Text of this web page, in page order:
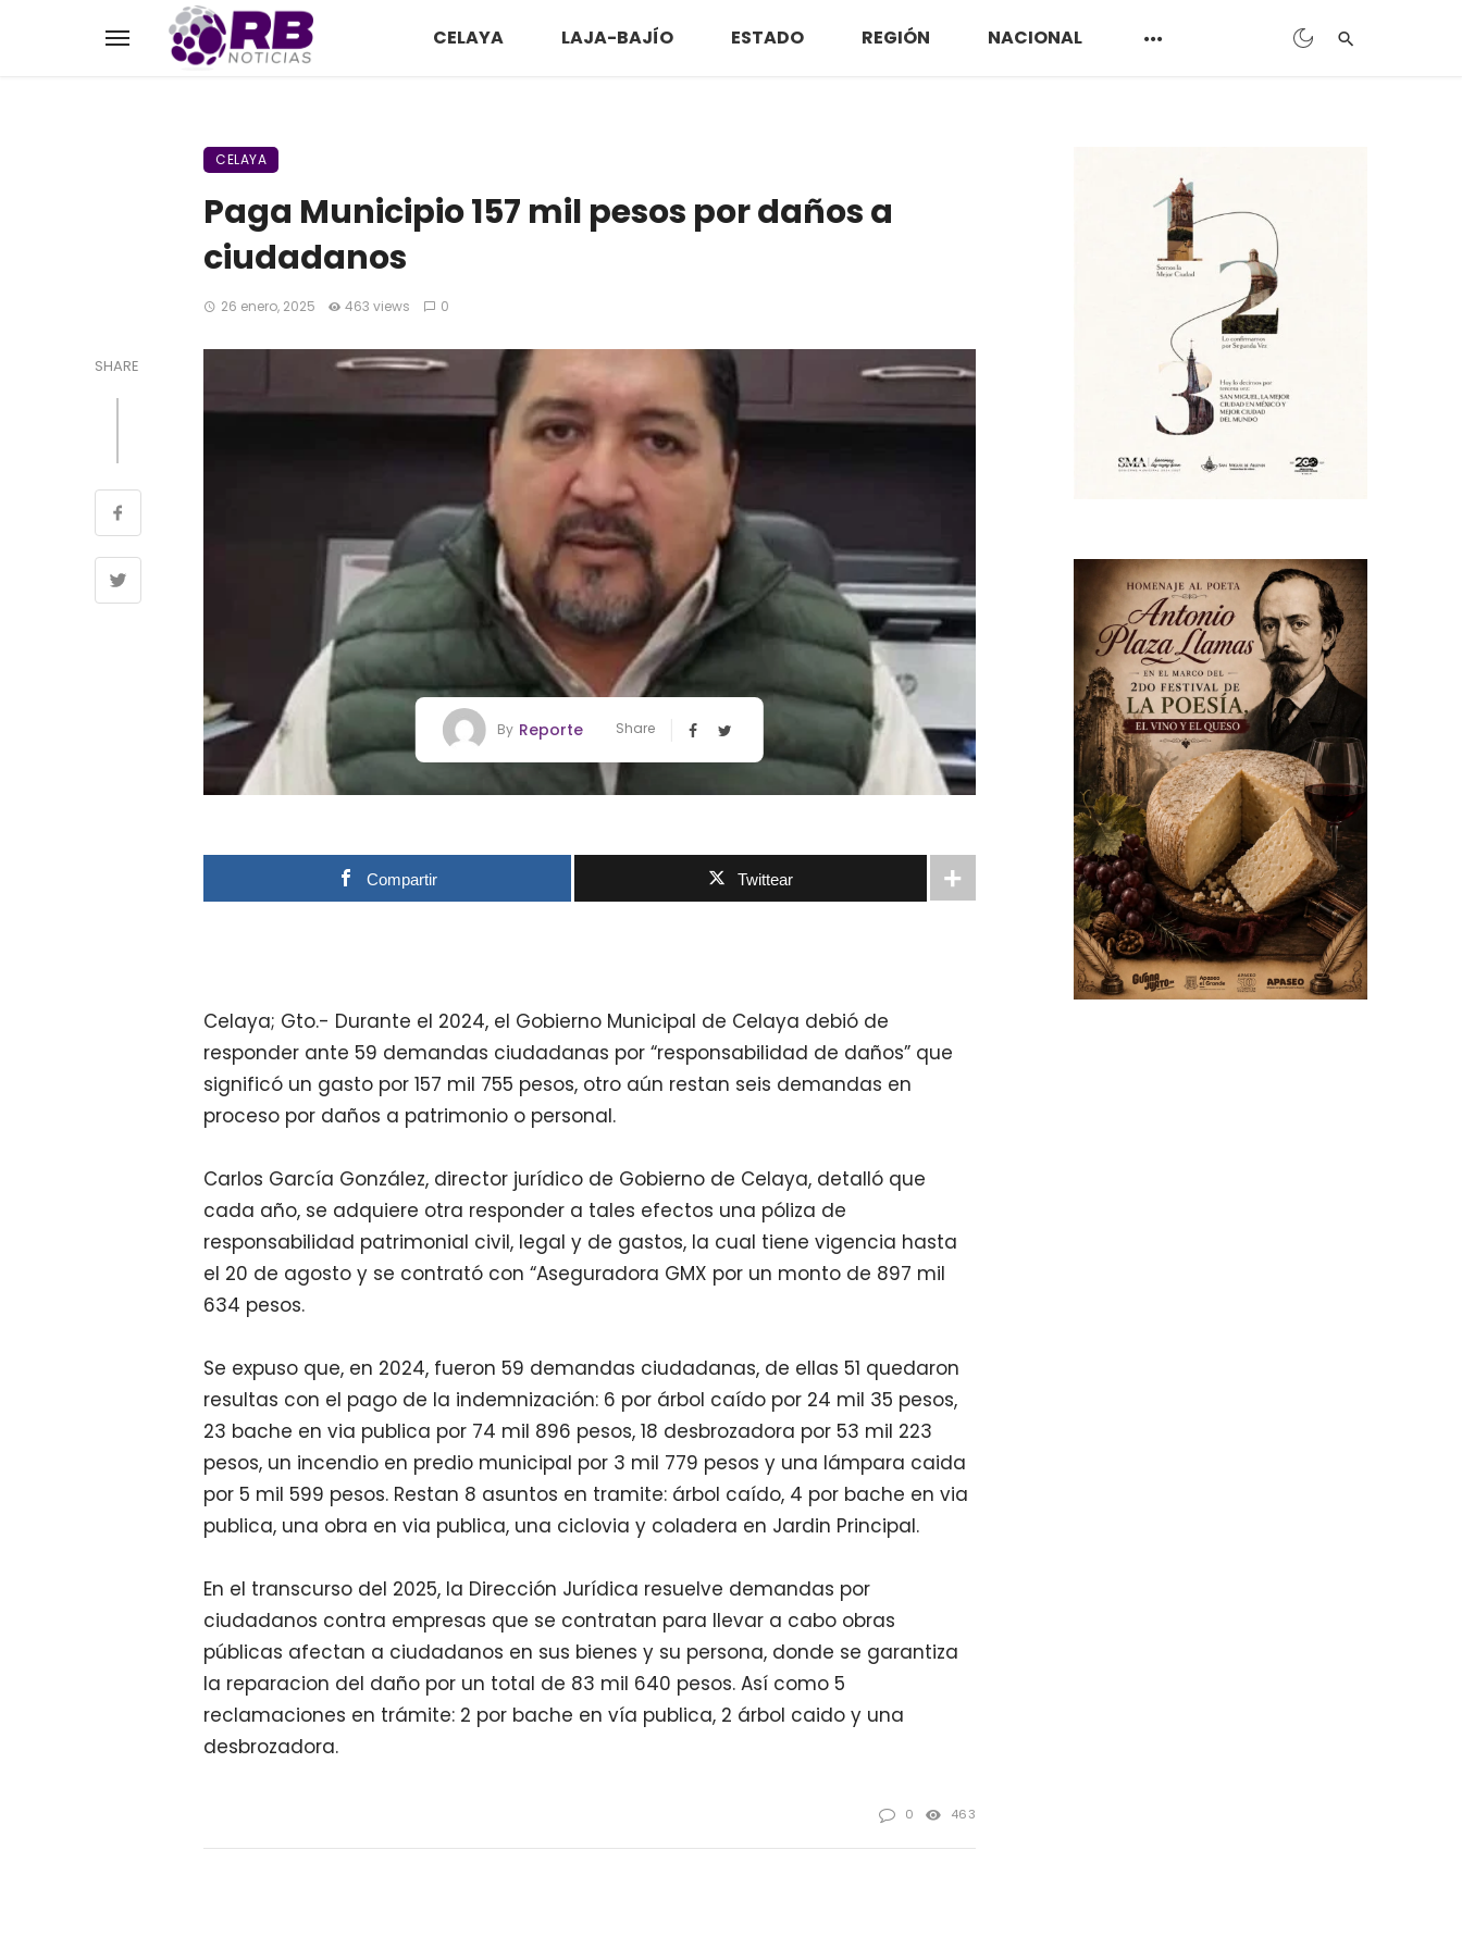
CELAYA LAJA-BAJÍO ESTADO REGIÓN NACIONAL
CELAYA
Paga Municipio 157 mil pesos por daños a
ciudadanos
26 enero, 2025 463 views 0
SHARE
By Reporte Share
Compartir Twittear
Celaya; Gto.- Durante el 2024, el Gobierno Municipal de Celaya debió de
responder ante 59 demandas ciudadanas por “responsabilidad de daños” que
significó un gasto por 157 mil 755 pesos, otro aún restan seis demandas en
proceso por daños a patrimonio o personal.
Carlos García González, director jurídico de Gobierno de Celaya, detalló que
cada año, se adquiere otra responder a tales efectos una póliza de
responsabilidad patrimonial civil, legal y de gastos, la cual tiene vigencia hasta
el 20 de agosto y se contrató con “Aseguradora GMX por un monto de 897 mil
634 pesos.
Se expuso que, en 2024, fueron 59 demandas ciudadanas, de ellas 51 quedaron
resultas con el pago de la indemnización: 6 por árbol caído por 24 mil 35 pesos,
23 bache en via publica por 74 mil 896 pesos, 18 desbrozadora por 53 mil 223
pesos, un incendio en predio municipal por 3 mil 779 pesos y una lámpara caida
por 5 mil 599 pesos. Restan 8 asuntos en tramite: árbol caído, 4 por bache en via
publica, una obra en via publica, una ciclovia y coladera en Jardin Principal.
En el transcurso del 2025, la Dirección Jurídica resuelve demandas por
ciudadanos contra empresas que se contratan para llevar a cabo obras
públicas afectan a ciudadanos en sus bienes y su persona, donde se garantiza
la reparacion del daño por un total de 83 mil 640 pesos. Así como 5
reclamaciones en trámite: 2 por bache en vía publica, 2 árbol caido y una
desbrozadora.
0 463